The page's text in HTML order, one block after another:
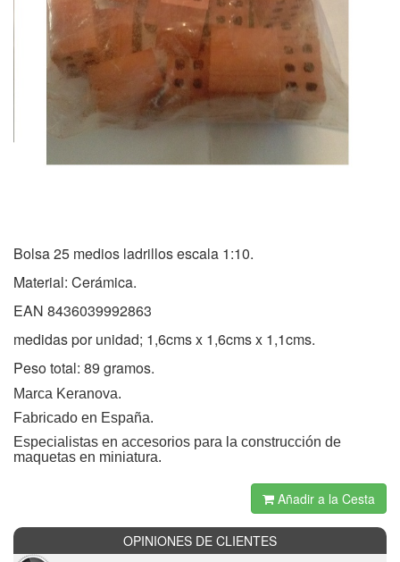
Bolsa 25 medios ladrillos escala 1:10.
Material: Cerámica.
EAN 8436039992863
medidas por unidad; 1,6cms x 1,6cms x 1,1cms.
Peso total: 89 gramos.
Marca Keranova.
Fabricado en España.
Especialistas en accesorios para la construcción de
maquetas en miniatura.
Añadir a la Cesta
OPINIONES DE CLIENTES